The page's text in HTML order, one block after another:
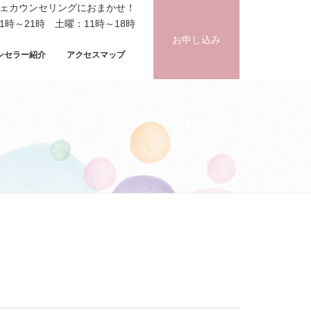
カウンセリングにおまかせ！
時～21時 土曜：11時～18時
セラー紹介 アクセスマップ
お申し込み